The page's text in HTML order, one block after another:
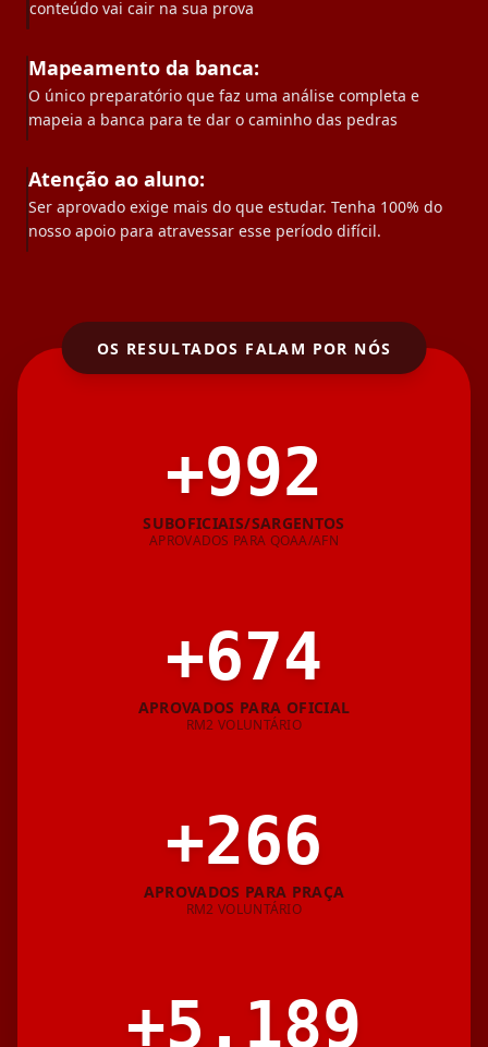
conteúdo vai cair na sua prova
Mapeamento da banca:
O único preparatório que faz uma análise completa e
mapeia a banca para te dar o caminho das pedras
Atenção ao aluno:
Ser aprovado exige mais do que estudar. Tenha 100% do
nosso apoio para atravessar esse período difícil.
OS RESULTADOS FALAM POR NÓS
+992
SUBOFICIAIS/SARGENTOS
APROVADOS PARA QOAA/AFN
+674
APROVADOS PARA OFICIAL
RM2 VOLUNTÁRIO
+266
APROVADOS PARA PRAÇA
RM2 VOLUNTÁRIO
+5.189